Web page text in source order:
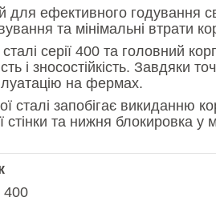
ефективного годування
та мінімальні втрати
серії 400 та головний
і зносостійкість.
на фермах.
сталі запобігає викиданню
та нижня блокировка у
400